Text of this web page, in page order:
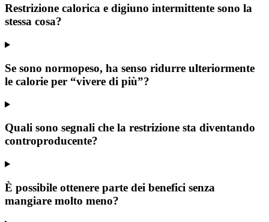
Restrizione calorica e digiuno intermittente sono la
stessa cosa?
Se sono normopeso, ha senso ridurre ulteriormente
le calorie per “vivere di più”?
Quali sono segnali che la restrizione sta diventando
controproducente?
È possibile ottenere parte dei benefici senza
mangiare molto meno?